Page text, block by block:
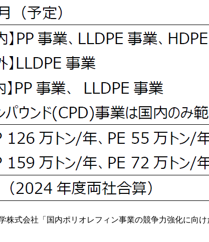
式会社「国内ポリオレフィン事業の競争力強化に向け